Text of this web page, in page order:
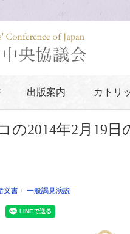
出版案内 カトリ
の2014年2月19
文書 一般謁見演説